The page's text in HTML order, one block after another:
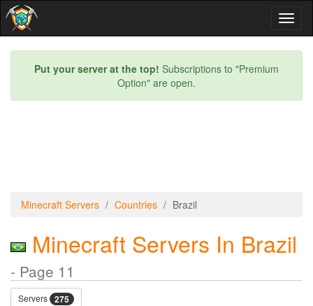
Put your server at the top! Subscriptions to "Premium
Option" are open.
Minecraft Servers Countries Brazil
Minecraft Servers In Brazil
- Page 11
Servers 275